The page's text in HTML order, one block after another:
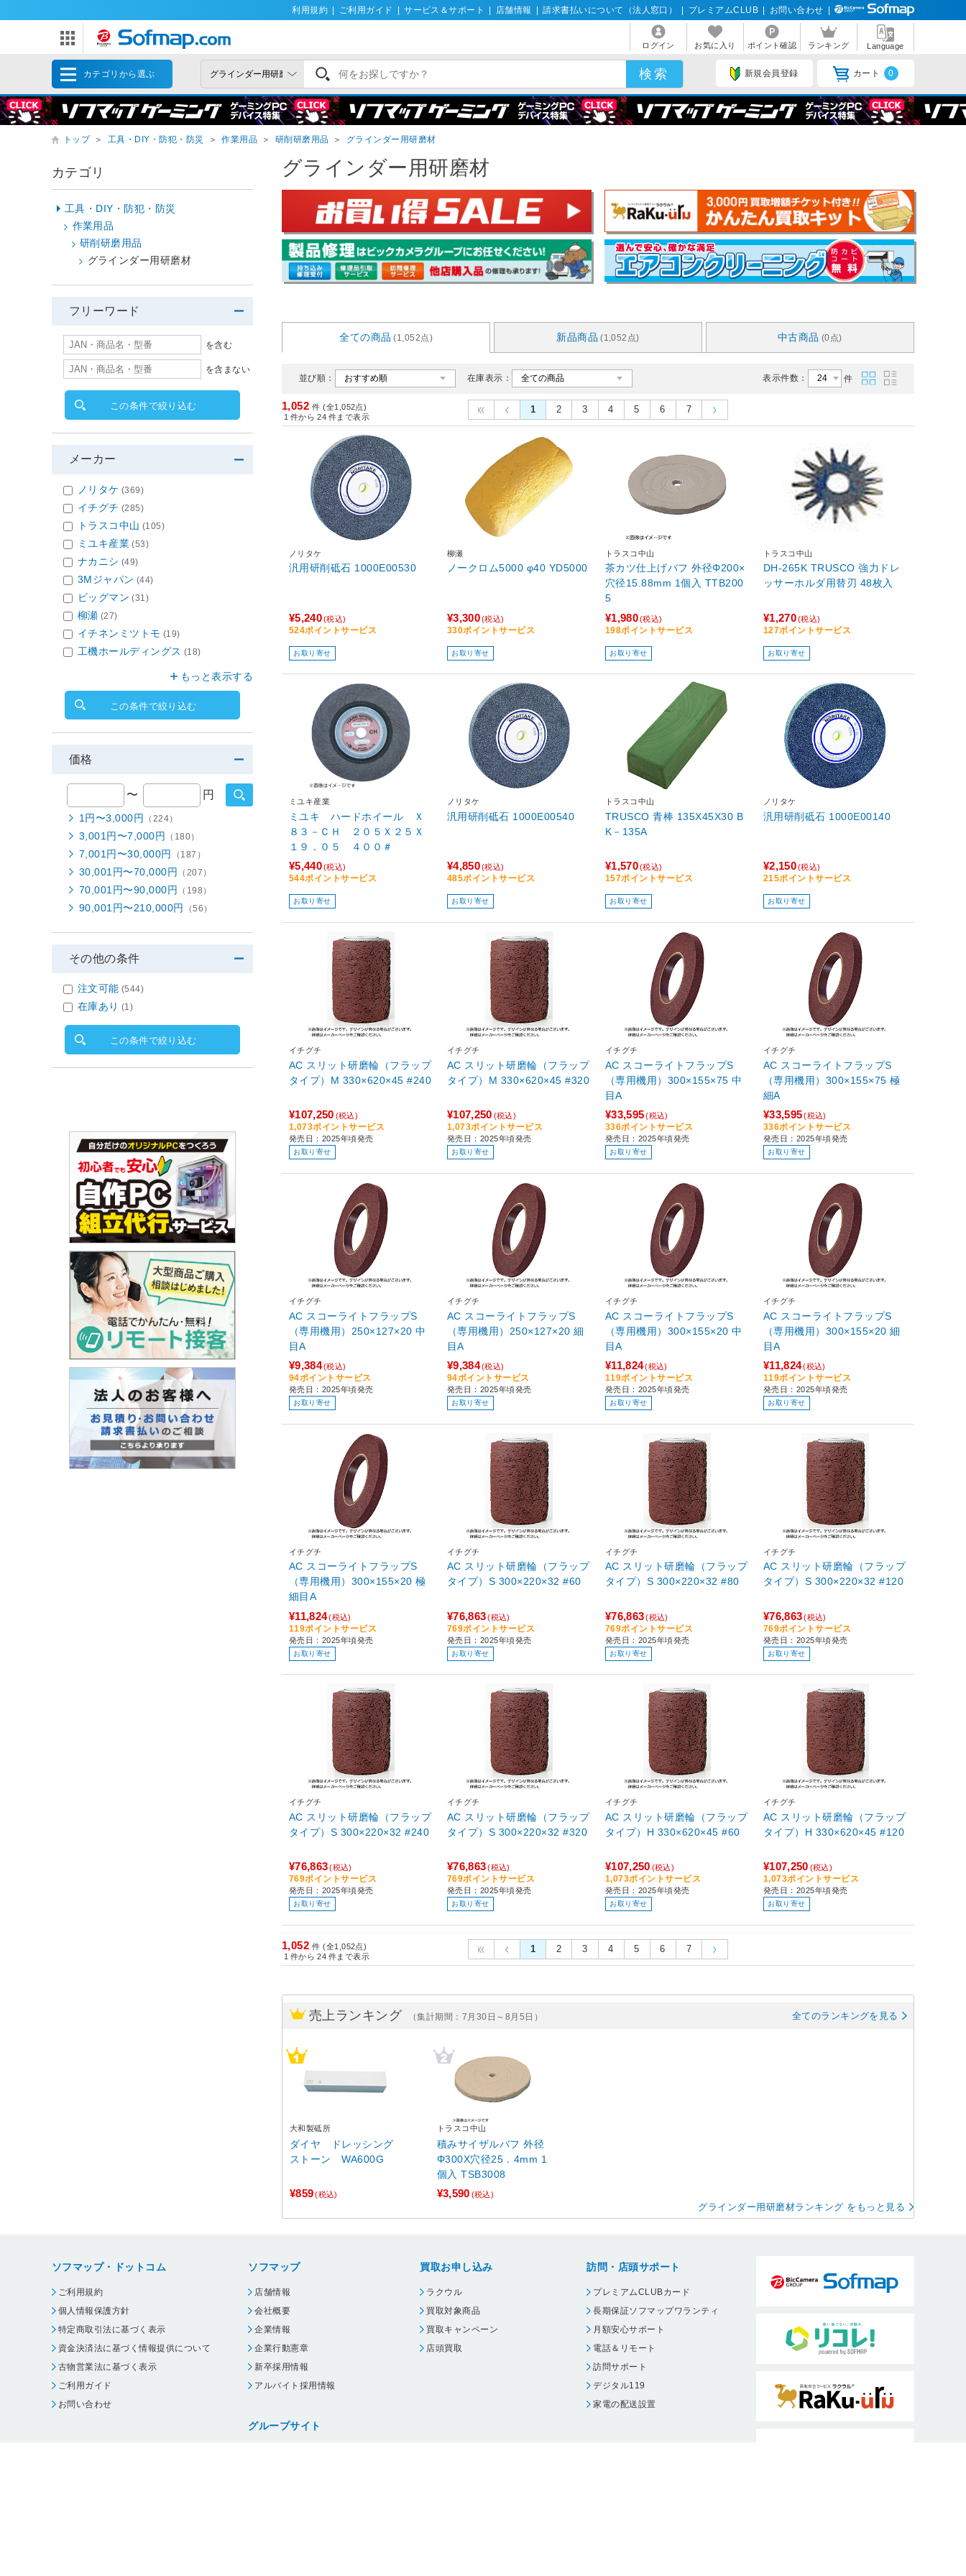
利用規約 ご利用ガイド サービス＆サポート 店舗情報 請求書払いについて（法人窓口） プレミアムCLUB お問い合わせ
ログイン お気に入り ポイント確認 ランキング Language
カテゴリから選ぶ 新規会員登録 カート 0
トップ ＞ 工具・DIY・防犯・防災 ＞ 作業用品 ＞ 研削研磨用品 ＞ グラインダー用研磨材
グラインダー用研磨材
全ての商品 (1,052点) 新品商品 (1,052点) 中古商品 (0点)
並び順： 在庫表示： 表示件数： 件
1,052 件 (全1,052点)
1 件から 24 件まで表示
1 2 3 4 5 6 7
ノリタケ
汎用研削砥石 1000E00530
¥5,240(税込)
524ポイントサービス
お取り寄せ
柳瀬
ノークロム5000 φ40 YD5000
¥3,300(税込)
330ポイントサービス
お取り寄せ
トラスコ中山
茶カツ仕上げバフ 外径Φ200×
穴径15.88mm 1個入 TTB200
5
¥1,980(税込)
198ポイントサービス
お取り寄せ
トラスコ中山
DH-265K TRUSCO 強力ドレ
ッサーホルダ用替刃 48枚入
¥1,270(税込)
127ポイントサービス
お取り寄せ
ミユキ産業
ミユキ ハードホイール Ｘ
８３－ＣＨ ２０５Ｘ２５Ｘ
１９．０５ ４００＃
¥5,440(税込)
544ポイントサービス
お取り寄せ
ノリタケ
汎用研削砥石 1000E00540
¥4,850(税込)
485ポイントサービス
お取り寄せ
トラスコ中山
TRUSCO 青棒 135X45X30 B
K－135A
¥1,570(税込)
157ポイントサービス
お取り寄せ
ノリタケ
汎用研削砥石 1000E00140
¥2,150(税込)
215ポイントサービス
お取り寄せ
イチグチ
AC スリット研磨輪（フラップ
タイプ）M 330×620×45 #240
¥107,250 (税込)
1,073ポイントサービス
発売日：2025年頃発売
お取り寄せ
イチグチ
AC スリット研磨輪（フラップ
タイプ）M 330×620×45 #320
¥107,250 (税込)
1,073ポイントサービス
発売日：2025年頃発売
お取り寄せ
イチグチ
AC スコーライトフラップS
（専用機用）300×155×75 中
目A
¥33,595(税込)
336ポイントサービス
発売日：2025年頃発売
お取り寄せ
イチグチ
AC スコーライトフラップS
（専用機用）300×155×75 極
細A
¥33,595(税込)
336ポイントサービス
発売日：2025年頃発売
お取り寄せ
イチグチ
AC スコーライトフラップS
（専用機用）250×127×20 中
目A
¥9,384(税込)
94ポイントサービス
発売日：2025年頃発売
お取り寄せ
イチグチ
AC スコーライトフラップS
（専用機用）250×127×20 細
目A
¥9,384(税込)
94ポイントサービス
発売日：2025年頃発売
お取り寄せ
イチグチ
AC スコーライトフラップS
（専用機用）300×155×20 中
目A
¥11,824(税込)
119ポイントサービス
発売日：2025年頃発売
お取り寄せ
イチグチ
AC スコーライトフラップS
（専用機用）300×155×20 細
目A
¥11,824(税込)
119ポイントサービス
発売日：2025年頃発売
お取り寄せ
イチグチ
AC スコーライトフラップS
（専用機用）300×155×20 極
細目A
¥11,824(税込)
119ポイントサービス
発売日：2025年頃発売
お取り寄せ
イチグチ
AC スリット研磨輪（フラップ
タイプ）S 300×220×32 #60
¥76,863(税込)
769ポイントサービス
発売日：2025年頃発売
お取り寄せ
イチグチ
AC スリット研磨輪（フラップ
タイプ）S 300×220×32 #80
¥76,863(税込)
769ポイントサービス
発売日：2025年頃発売
お取り寄せ
イチグチ
AC スリット研磨輪（フラップ
タイプ）S 300×220×32 #120
¥76,863(税込)
769ポイントサービス
発売日：2025年頃発売
お取り寄せ
イチグチ
AC スリット研磨輪（フラップ
タイプ）S 300×220×32 #240
¥76,863(税込)
769ポイントサービス
発売日：2025年頃発売
お取り寄せ
イチグチ
AC スリット研磨輪（フラップ
タイプ）S 300×220×32 #320
¥76,863(税込)
769ポイントサービス
発売日：2025年頃発売
お取り寄せ
イチグチ
AC スリット研磨輪（フラップ
タイプ）H 330×620×45 #60
¥107,250 (税込)
1,073ポイントサービス
発売日：2025年頃発売
お取り寄せ
イチグチ
AC スリット研磨輪（フラップ
タイプ）H 330×620×45 #120
¥107,250 (税込)
1,073ポイントサービス
発売日：2025年頃発売
お取り寄せ
1,052 件 (全1,052点)
1 件から 24 件まで表示
1 2 3 4 5 6 7
売上ランキング （集計期間：7月30日～8月5日） 全てのランキングを見る
大和製砥所
ダイヤ ドレッシング
ストーン WA600G
¥859 (税込)
トラスコ中山
積みサイザルバフ 外径
Φ300X穴径25．4mm 1
個入 TSB3008
¥3,590 (税込)
グラインダー用研磨材ランキング をもっと見る
カテゴリ
工具・DIY・防犯・防災
作業用品
研削研磨用品
グラインダー用研磨材
フリーワード
を含む
を含まない
この条件で絞り込む
メーカー
ノリタケ (369)
イチグチ (285)
トラスコ中山 (105)
ミユキ産業 (53)
ナカニシ (49)
3Mジャパン (44)
ビッグマン (31)
柳瀬 (27)
イチネンミツトモ (19)
工機ホールディングス (18)
もっと表示する
この条件で絞り込む
価格
〜 円
1円〜3,000円 （224）
3,001円〜7,000円 （180）
7,001円〜30,000円 （187）
30,001円〜70,000円 （207）
70,001円〜90,000円 （198）
90,001円〜210,000円 （56）
その他の条件
注文可能 (544)
在庫あり (1)
この条件で絞り込む
ソフマップ・ドットコム
ご利用規約
個人情報保護方針
特定商取引法に基づく表示
資金決済法に基づく情報提供について
古物営業法に基づく表示
ご利用ガイド
お問い合わせ
ソフマップ
店舗情報
会社概要
企業情報
企業行動憲章
新卒採用情報
アルバイト採用情報
グループサイト
買取お申し込み
ラクウル
買取対象商品
買取キャンペーン
店頭買取
訪問・店頭サポート
プレミアムCLUBカード
長期保証ソフマップワランティ
月額安心サポート
電話＆リモート
訪問サポート
デジタル119
家電の配送設置